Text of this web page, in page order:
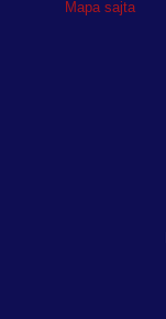
Mapa sajta